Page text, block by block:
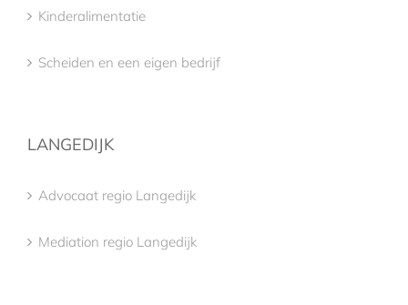
Kinderalimentatie
Scheiden en een eigen bedrijf
LANGEDIJK
Advocaat regio Langedijk
Mediation regio Langedijk